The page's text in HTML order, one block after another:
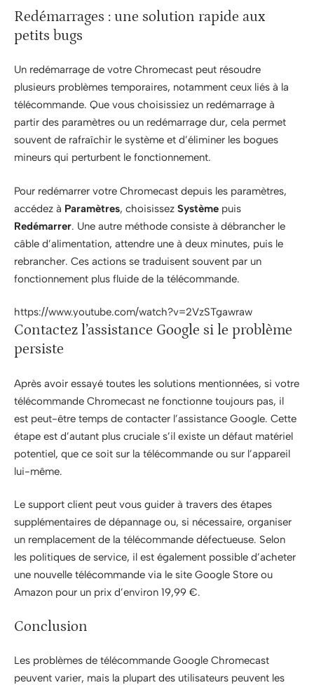
Redémarrages : une solution rapide aux
petits bugs
Un redémarrage de votre Chromecast peut résoudre
plusieurs problèmes temporaires, notamment ceux liés à la
télécommande. Que vous choisissiez un redémarrage à
partir des paramètres ou un redémarrage dur, cela permet
souvent de rafraîchir le système et d’éliminer les bogues
mineurs qui perturbent le fonctionnement.
Pour redémarrer votre Chromecast depuis les paramètres,
accédez à Paramètres, choisissez Système puis
Redémarrer. Une autre méthode consiste à débrancher le
câble d’alimentation, attendre une à deux minutes, puis le
rebrancher. Ces actions se traduisent souvent par un
fonctionnement plus fluide de la télécommande.
https://www.youtube.com/watch?v=2VzSTgawraw
Contactez l’assistance Google si le problème
persiste
Après avoir essayé toutes les solutions mentionnées, si votre
télécommande Chromecast ne fonctionne toujours pas, il
est peut-être temps de contacter l’assistance Google. Cette
étape est d’autant plus cruciale s’il existe un défaut matériel
potentiel, que ce soit sur la télécommande ou sur l’appareil
lui-même.
Le support client peut vous guider à travers des étapes
supplémentaires de dépannage ou, si nécessaire, organiser
un remplacement de la télécommande défectueuse. Selon
les politiques de service, il est également possible d’acheter
une nouvelle télécommande via le site Google Store ou
Amazon pour un prix d’environ 19,99 €.
Conclusion
Les problèmes de télécommande Google Chromecast
peuvent varier, mais la plupart des utilisateurs peuvent les